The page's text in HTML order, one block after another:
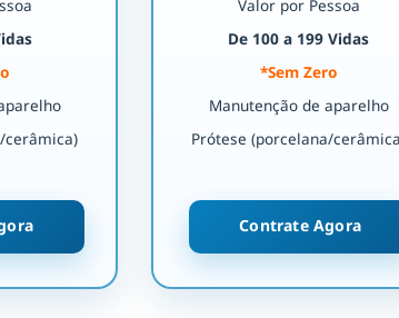
cerâmica)
Valor por Pessoa
De 100 a 199 Vidas
*Sem Zero
Manutenção de aparelho
Prótese (porcelana/
Contrate Agora